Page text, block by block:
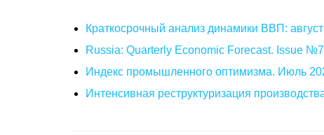
Краткосрочный анализ динамики ВВП:
Russia: Quarterly Economic Forecast. Issue
Индекс промышленного оптимизма. Июль
Интенсивная реструктуризация